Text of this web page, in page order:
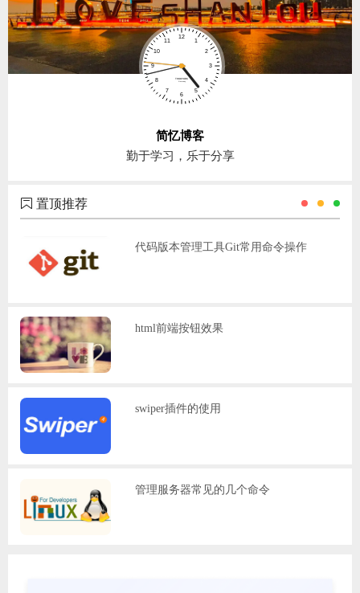
简忆博客
勤于学习，乐于分享
置顶推荐
代码版本管理工具Git常用命令操作
html前端按钮效果
swiper插件的使用
管理服务器常见的几个命令